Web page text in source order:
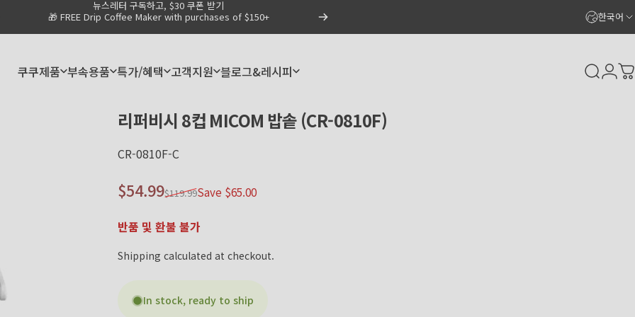
🎁 FREE Drip Coffee Maker with purchases of $150+
뉴스레터 구독하고, $30 쿠폰 받기
Pause slideshow 한국어
쿠쿠제품 부속용품 특가/혜택 고객지원 블로그&레시피 Search
리퍼비시 8컵 MICOM 밥솥 (CR-0810F)
CR-0810F-C
Sale price
$54.99
Regular price
$119.99Save $65.00
반품 및 환불 불가
Shipping calculated at checkout.
In stock, ready to ship